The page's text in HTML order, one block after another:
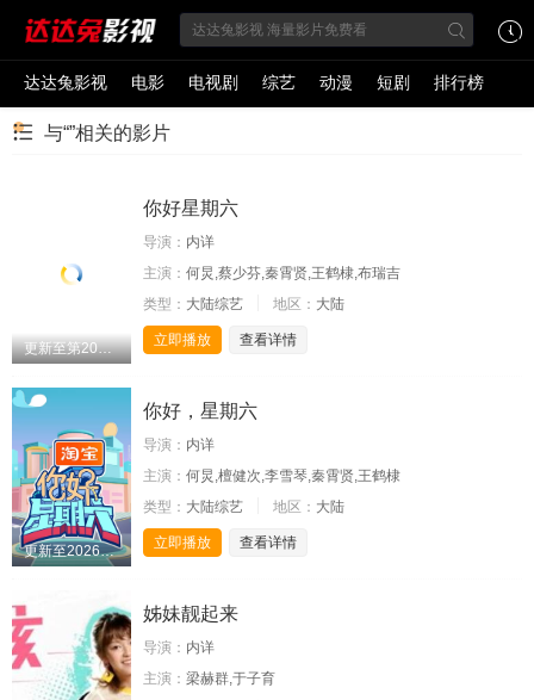
达达兔影视 电影 电视剧 综艺 动漫 短剧 排行榜
与“”相关的影片
更新至第20260809期
你好星期六
导演： 内详
主演： 何炅,蔡少芬,秦霄贤,王鹤棣,布瑞吉
类型： 大陆综艺 地区： 大陆
立即播放 查看详情
更新至20260809期
你好，星期六
导演： 内详
主演： 何炅,檀健次,李雪琴,秦霄贤,王鹤棣
类型： 大陆综艺 地区： 大陆
立即播放 查看详情
姊妹靓起来
导演： 内详
主演： 梁赫群,于子育